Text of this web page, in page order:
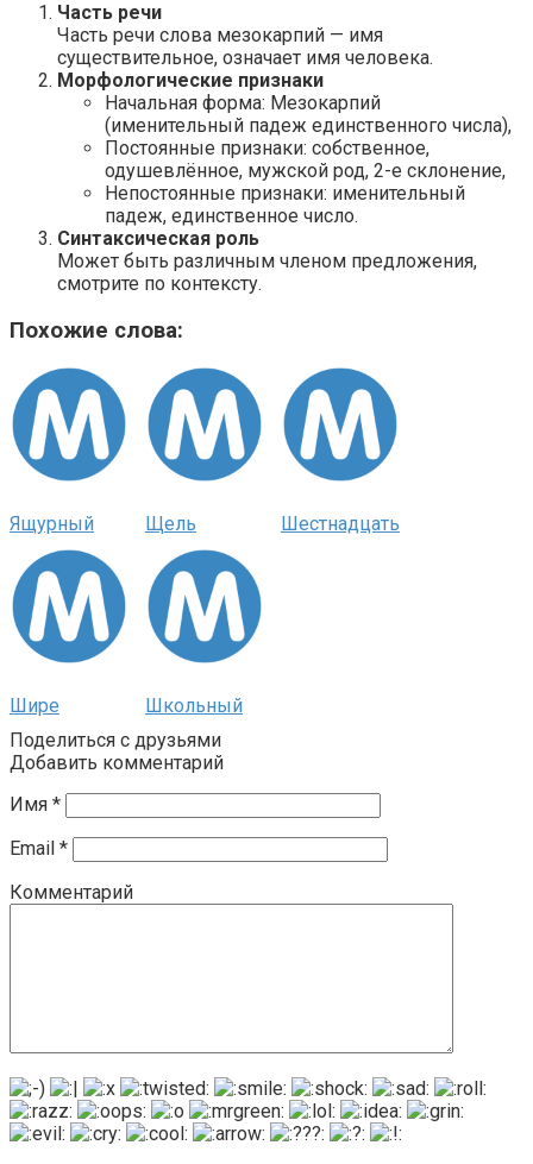
Часть речи
Часть речи слова мезокарпий — имя
существительное, означает имя человека.
Морфологические признаки
Начальная форма: Мезокарпий
(именительный падеж единственного числа),
Постоянные признаки: собственное,
одушевлённое, мужской род, 2-е склонение,
Непостоянные признаки: именительный
падеж, единственное число.
Синтаксическая роль
Может быть различным членом предложения,
смотрите по контексту.
Похожие слова:
Ящурный Щель Шестнадцать
Шире
Школьный
Поделиться с друзьями
Добавить комментарий
Имя *
Email *
Комментарий